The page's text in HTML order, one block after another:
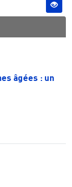
âgées : un